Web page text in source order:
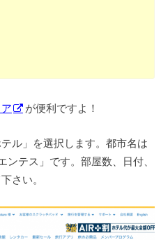
が便利ですよ！
ル」を選択します。都市名は
ンテス」です。部屋数、日付、
さい。